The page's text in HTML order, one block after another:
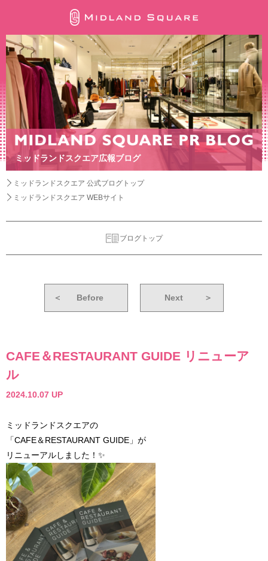
ミッドランドスクエア広報ブログ
ミッドランドスクエア 公式ブログトップ
ミッドランドスクエア WEBサイト
ブログトップ
＜ Before Next ＞
CAFE＆RESTAURANT GUIDE リニューア
ル
2024.10.07 UP
ミッドランドスクエアの
「CAFE＆RESTAURANT GUIDE」が
リニューアルしました！✨